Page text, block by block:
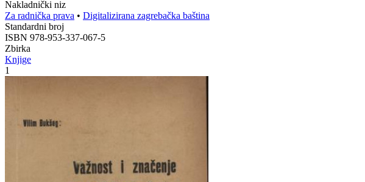
Nakladnički niz
Za radnička prava • Digitalizirana zagrebačka baština
Standardni broj
ISBN 978-953-337-067-5
Zbirka
Knjige
1